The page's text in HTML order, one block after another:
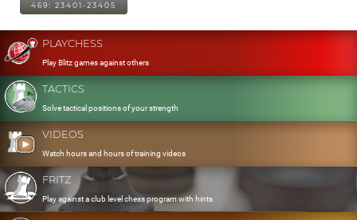
469: 23401-23405
PLAYCHESS
Play Blitz games against others
TACTICS
Solve tactical positions of your strength
VIDEOS
Watch hours and hours of training videos
FRITZ
Play against a club level chess program with hints